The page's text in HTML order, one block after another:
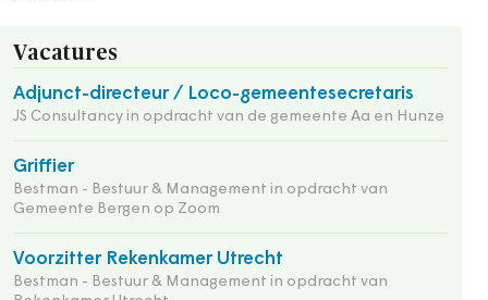
Vacatures
Adjunct-directeur / Loco-gemeentesecretaris
JS Consultancy in opdracht van de gemeente Aa en Hunze
Griffier
Bestman - Bestuur & Management in opdracht van
Gemeente Bergen op Zoom
Voorzitter Rekenkamer Utrecht
Bestman - Bestuur & Management in opdracht van